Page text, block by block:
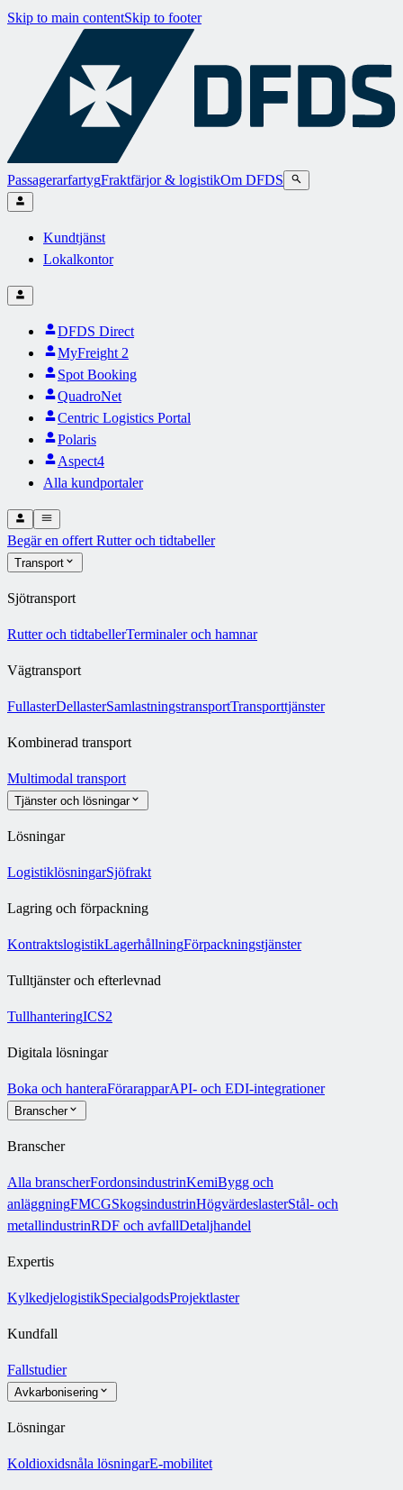
Skip to main contentSkip to footer
PassagerarfartygFraktfärjor & logistikOm DFDS
Kundtjänst
Lokalkontor
DFDS Direct
MyFreight 2
Spot Booking
QuadroNet
Centric Logistics Portal
Polaris
Aspect4
Alla kundportaler
Begär en offert Rutter och tidtabeller
Transport
Sjötransport
Rutter och tidtabellerTerminaler och hamnar
Vägtransport
FullasterDellasterSamlastningstransportTransporttjänster
Kombinerad transport
Multimodal transport
Tjänster och lösningar
Lösningar
LogistiklösningarSjöfrakt
Lagring och förpackning
KontraktslogistikLagerhållningFörpackningstjänster
Tulltjänster och efterlevnad
TullhanteringICS2
Digitala lösningar
Boka och hanteraFörarapparAPI- och EDI-integrationer
Branscher
Branscher
Alla branscherFordonsindustrinKemiBygg och
anläggningFMCGSkogsindustrinHögvärdeslasterStål- och
metallindustrinRDF och avfallDetaljhandel
Expertis
KylkedjelogistikSpecialgodsProjektlaster
Kundfall
Fallstudier
Avkarbonisering
Lösningar
Koldioxidsnåla lösningarE-mobilitet